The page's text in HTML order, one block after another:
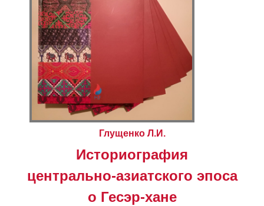
Глущенко Л.И.
Историография
центрально-азиатского эпоса
о Гесэр-хане